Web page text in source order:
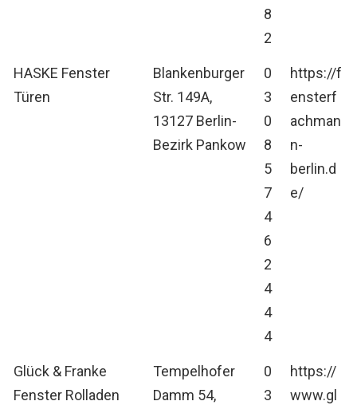
8
2
HASKE Fenster
Türen
Blankenburger
Str. 149A,
13127 Berlin-
Bezirk Pankow
0
3
0
8
5
7
4
6
2
4
4
4
https://f
ensterf
achman
n-
berlin.d
e/
Glück & Franke
Fenster Rolladen
Tempelhofer
Damm 54,
0
3
https://
www.gl